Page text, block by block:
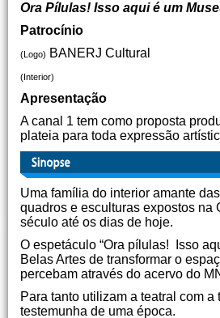
Ora Pílulas! Isso aqui é um
Patrocínio
(Logo) BANERJ Cultural
(Interior)
Apresentação
A canal 1 tem como proposta
plateia para toda expressão
Uma família do interior amante
quadros e esculturas expostos na
século até os dias de hoje.
O espetáculo “Ora pílulas! Isso
Belas Artes de transformar o
percebam através do acervo do
Para tanto utilizam a teatral com
testemunha de uma época.